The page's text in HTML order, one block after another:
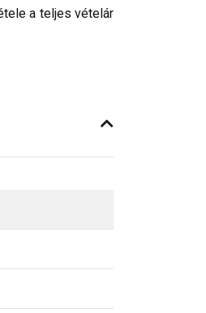
a teljes vételár